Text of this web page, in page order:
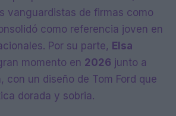
vanguardistas de firmas como
como referencia joven en
Por su parte, Elsa
momento en 2026 junto a
con un diseño de Tom Ford que
dorada y sobria.